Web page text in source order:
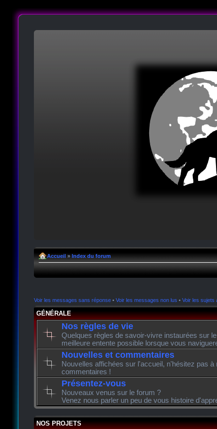
Accueil » Index du forum
Voir les messages sans réponse • Voir les messages non lus • Voir les sujets
GÉNÉRALE
Nos règles de vie
Quelques règles de savoir-vivre instaurées sur
meilleure entente possible lorsque vous
Nouvelles et commentaires
Nouvelles affichées sur l'accueil, n'hésitez pas à
commentaires !
Présentez-vous
Nouveaux venus sur le forum ?
Venez nous parler un peu de vous histoire
NOS PROJETS